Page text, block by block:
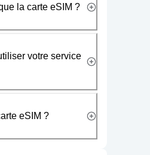
la carte eSIM ?
votre service
eSIM ?